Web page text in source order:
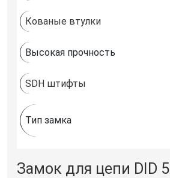
Кованые втулки
Высокая прочность
SDH штифты
Тип замка
Замок для цепи DID